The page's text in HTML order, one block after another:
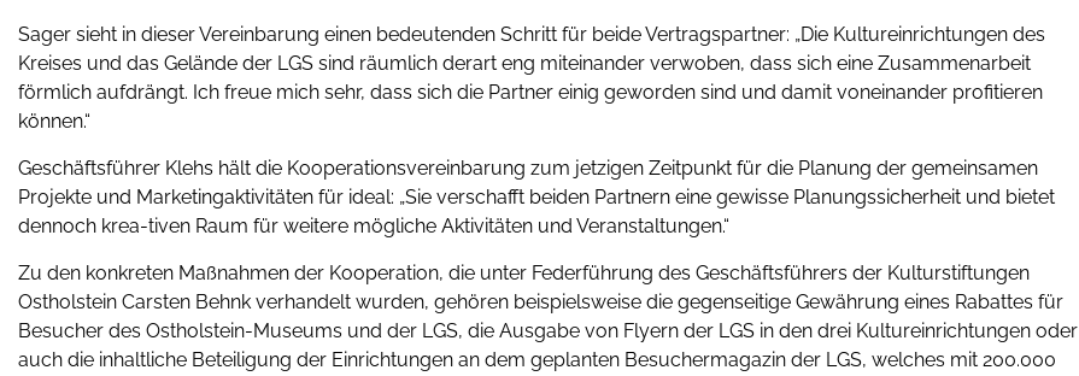
Sager sieht in dieser Vereinbarung einen bedeutenden Schritt für beide Vertragspartner: „Die Kultureinrichtungen des
Kreises und das Gelände der LGS sind räumlich derart eng miteinander verwoben, dass sich eine Zusammenarbeit
förmlich aufdrängt. Ich freue mich sehr, dass sich die Partner einig geworden sind und damit voneinander profitieren
können.“
Geschäftsführer Klehs hält die Kooperationsvereinbarung zum jetzigen Zeitpunkt für die Planung der gemeinsamen
Projekte und Marketingaktivitäten für ideal: „Sie verschafft beiden Partnern eine gewisse Planungssicherheit und bietet
dennoch krea-tiven Raum für weitere mögliche Aktivitäten und Veranstaltungen.“
Zu den konkreten Maßnahmen der Kooperation, die unter Federführung des Geschäftsführers der Kulturstiftungen
Ostholstein Carsten Behnk verhandelt wurden, gehören beispielsweise die gegenseitige Gewährung eines Rabattes für
Besucher des Ostholstein-Museums und der LGS, die Ausgabe von Flyern der LGS in den drei Kultureinrichtungen oder
auch die inhaltliche Beteiligung der Einrichtungen an dem geplanten Besuchermagazin der LGS, welches mit 200.000